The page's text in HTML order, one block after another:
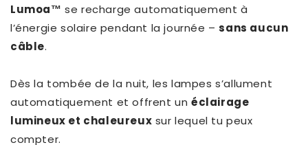
Lumoa™ se recharge automatiquement à
l’énergie solaire pendant la journée –sans aucun
câble.
Dès la tombée de la nuit, les lampes s’allument
automatiquement et offrent unéclairage
lumineux et chaleureux sur lequel tu peux
compter.